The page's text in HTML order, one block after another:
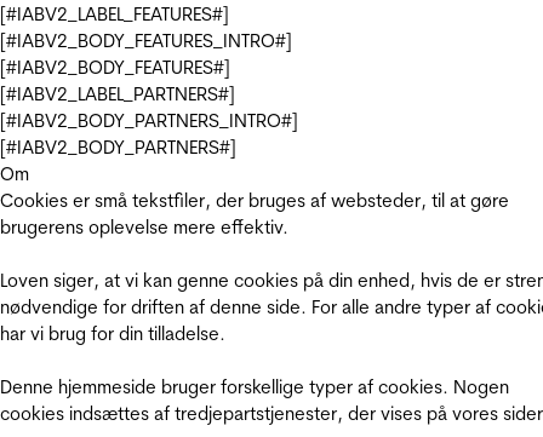
[#IABV2_LABEL_FEATURES#]
[#IABV2_BODY_FEATURES_INTRO#]
[#IABV2_BODY_FEATURES#]
[#IABV2_LABEL_PARTNERS#]
[#IABV2_BODY_PARTNERS_INTRO#]
[#IABV2_BODY_PARTNERS#]
Om
Cookies er små tekstfiler, der bruges af websteder, til at gøre
brugerens oplevelse mere effektiv.
Loven siger, at vi kan genne cookies på din enhed, hvis de er
nødvendige for driften af denne side. For alle andre typer af
har vi brug for din tilladelse.
Denne hjemmeside bruger forskellige typer af cookies. Nogen
cookies indsættes af tredjepartstjenester, der vises på vores